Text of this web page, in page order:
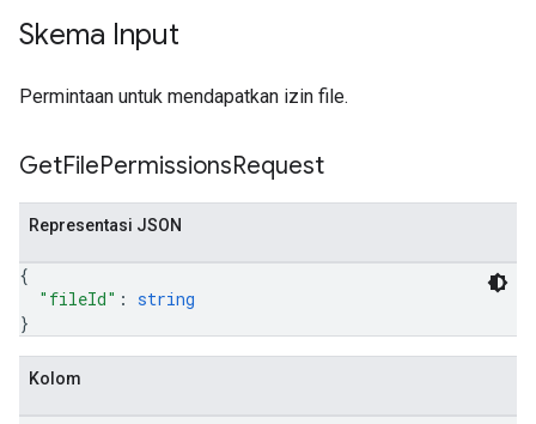
Skema Input
Permintaan untuk mendapatkan izin file.
GetFilePermissionsRequest
Representasi JSON
{
"fileId" : string
}
Kolom